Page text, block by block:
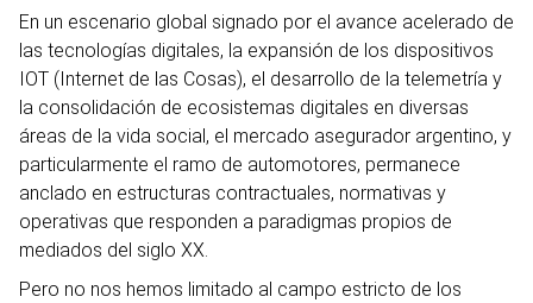
En un escenario global signado por el avance acelerado de
las tecnologías digitales, la expansión de los dispositivos
IOT (Internet de las Cosas), el desarrollo de la telemetría y
la consolidación de ecosistemas digitales en diversas
áreas de la vida social, el mercado asegurador argentino, y
particularmente el ramo de automotores, permanece
anclado en estructuras contractuales, normativas y
operativas que responden a paradigmas propios de
mediados del siglo XX.
Pero no nos hemos limitado al campo estricto de los